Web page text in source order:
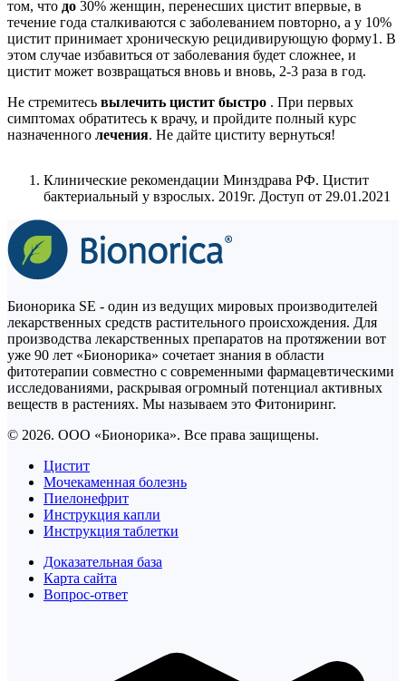
том, что до 30% женщин, перенесших цистит впервые, в
течение года сталкиваются с заболеванием повторно, а у 10%
цистит принимает хроническую рецидивирующую форму1. В
этом случае избавиться от заболевания будет сложнее, и
цистит может возвращаться вновь и вновь, 2-3 раза в год.
Не стремитесь вылечить цистит быстро . При первых
симптомах обратитесь к врачу, и пройдите полный курс
назначенного лечения. Не дайте циститу вернуться!
Клинические рекомендации Минздрава РФ. Цистит
бактериальный у взрослых. 2019г. Доступ от 29.01.2021
Бионорика SE - один из ведущих мировых производителей
лекарственных средств растительного происхождения. Для
производства лекарственных препаратов на протяжении вот
уже 90 лет «Бионорика» сочетает знания в области
фитотерапии совместно с современными фармацевтическими
исследованиями, раскрывая огромный потенциал активных
веществ в растениях. Мы называем это Фитониринг.
© 2026. ООО «Бионорика». Все права защищены.
Цистит
Мочекаменная болезнь
Пиелонефрит
Инструкция капли
Инструкция таблетки
Доказательная база
Карта сайта
Вопрос-ответ